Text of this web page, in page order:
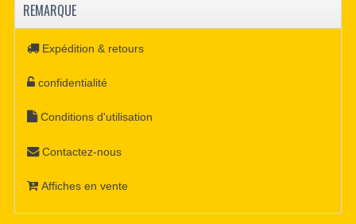
REMARQUE
Expédition & retours
confidentialité
Conditions d'utilisation
Contactez-nous
Affiches en vente